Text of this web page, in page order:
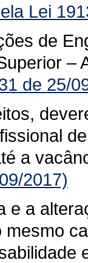
Lei
de
–
de 25/
a
2017)
e a